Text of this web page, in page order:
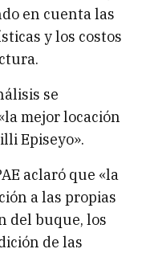
en cuenta las
y los costos
se
mejor locación
Episeyo».
aclaró que «la
a las propias
del buque, los
de las